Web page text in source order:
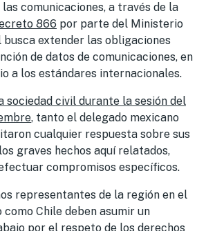
comunicaciones, a través de la
866 por parte del Ministerio
extender las obligaciones
de datos de comunicaciones, en
a los estándares internacionales.
sociedad civil durante la sesión del
, tanto el delegado mexicano
cualquier respuesta sobre sus
graves hechos aquí relatados,
compromisos específicos.
representantes de la región en el
Chile deben asumir un
por el respeto de los derechos